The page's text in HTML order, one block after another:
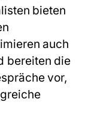
bieten
auch
bereiten die
vor,